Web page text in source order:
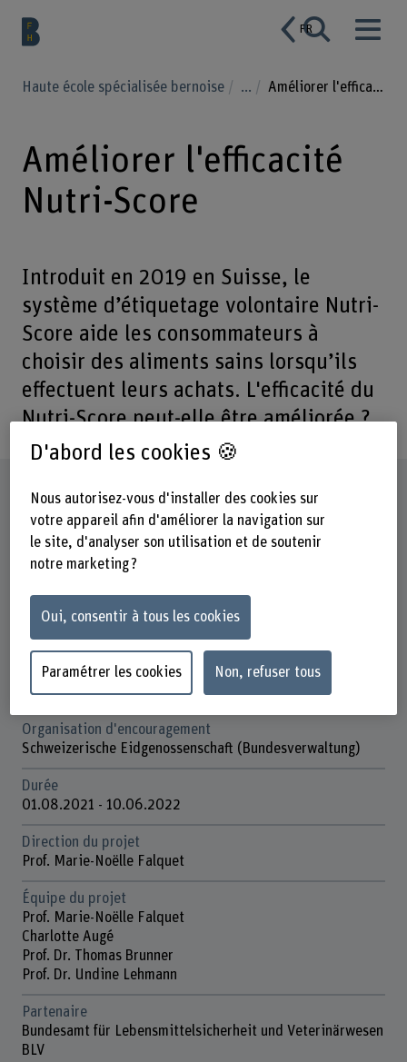
FR
Haute école spécialisée bernoise ... Améliorer l'efficacité Nutri-Score
Améliorer l'efficacité
Nutri-Score
Introduit en 2019 en Suisse, le
système d’étiquetage volontaire Nutri-
Score aide les consommateurs à
choisir des aliments sains lorsqu’ils
effectuent leurs achats. L'efficacité du
Nutri-Score peut-elle être améliorée ?
Fiche signalétique
Départements participants
Haute école des sciences agronomiques, forestières et
Institut(s)
Production alimentaire centrée sur les consommateurs
Unité(s) de recherche
Génie des procédés alimentaires et innovation durable
Organisation d'encouragement
Schweizerische Eidgenossenschaft (Bundesverwaltung)
Durée
01.08.2021 - 10.06.2022
Direction du projet
Prof. Marie-Noëlle Falquet
Équipe du projet
Prof. Marie-Noëlle Falquet
Charlotte Augé
Prof. Dr. Thomas Brunner
Prof. Dr. Undine Lehmann
Partenaire
Bundesamt für Lebensmittelsicherheit und Veterinärwesen
BLV
D'abord les cookies 🍪
Nous autorisez-vous d'installer des cookies sur
votre appareil afin d'améliorer la navigation sur
le site, d'analyser son utilisation et de soutenir
notre marketing ?
Oui, consentir à tous les cookies
Paramétrer les cookies Non, refuser tous